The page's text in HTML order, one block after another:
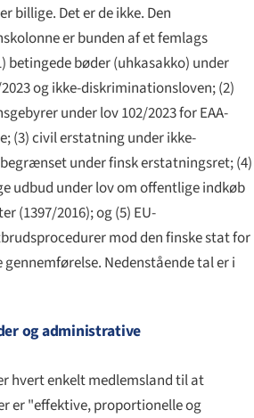
billige. Det er de ikke. Den
er bunden af et femlags
betingede bøder (uhkasakko) under
og ikke-diskriminationsloven; (2)
under lov 102/2023 for EAA-
(3) civil erstatning under ikke-
under finsk erstatningsret; (4)
udbud under lov om offentlige indkøb
(1397/2016); og (5) EU-
mod den finske stat for
Nedenstående tal er i
og administrative
hvert enkelt medlemsland til at
er "effektive, proportionelle og